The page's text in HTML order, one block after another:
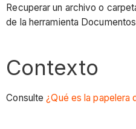
Recuperar un archivo o
de la herramienta
Contexto
Consulte ¿Qué es la papelera